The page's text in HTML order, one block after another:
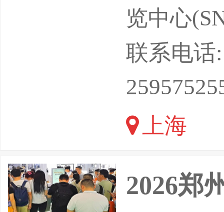
材、汽
快。随
源和环
产品的
范围内
览中心
联系电话
上海
2026郑